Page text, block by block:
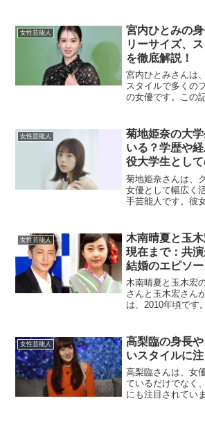
の熱愛のきっかけ
たきっかけは共通
女性芸能人
宮内ひとみの
リーサイズ、
を徹底解説！
宮内ひとみさんは
スタイルで多くの
の女優です。この
下げていきます。
多く寄せられるス
女性芸能人
菊地姫奈の大
いる？学歴や
役大学生とし
菊地姫奈さんは、
女優として幅広く
手芸能人です。彼
本記事では、菊地
生活、そして彼女
女性芸能人
木南晴夏と玉
現在まで：共
結婚のエピソ
木南晴夏と玉木宏
さんと玉木宏さん
は、2010年頃です
んでいた2人ですが
友人関係にとどま
女性芸能人
高梨臨の身長
いスタイルに注
高梨臨さんは、女
ているだけでなく
にも注目されてい